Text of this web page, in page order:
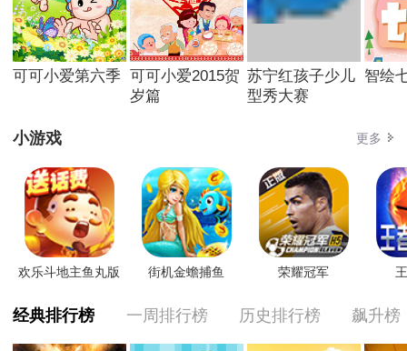
可可小爱第六季 可可小爱2015贺
岁篇
苏宁红孩子少儿
型秀大赛
智绘
小游戏 更多
欢乐斗地主鱼丸版 街机金蟾捕鱼 荣耀冠军
经典排行榜 一周排行榜 历史排行榜 飙升榜